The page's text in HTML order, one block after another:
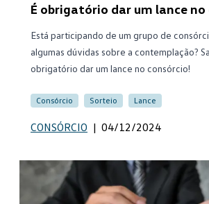
É obrigatório dar um lance no
Está participando de um grupo de
algumas dúvidas sobre a contemplação?
obrigatório dar um lance no consórcio!
Consórcio Sorteio Lance
CONSÓRCIO | 04/12/2024